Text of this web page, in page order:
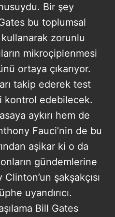
Bir şey
bu toplumsal
zorunlu
mikroçiplenmesi
ortaya çıkarıyor.
takip ederek test
kontrol edebilecek.
aykırı hem de
Fauci’nin de bu
aşikar ki o da
gündemlerine
şakşakçısı
uyandırıcı.
Bill Gates